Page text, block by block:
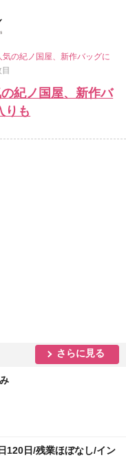
気の紀ノ国屋、新作バッグに
紀ノ国屋、新作バ
りも
さらに見る
120日/残業ほぼなし/イン